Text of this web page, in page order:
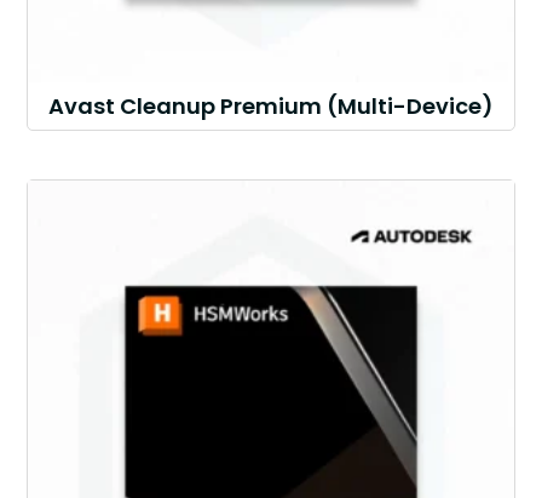
Avast Cleanup Premium (Multi-Device)